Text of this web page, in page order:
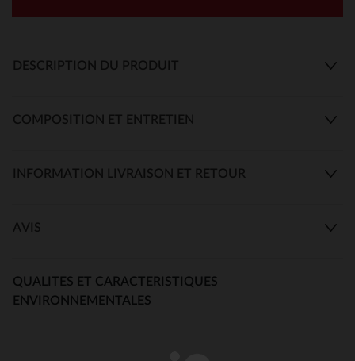
DESCRIPTION DU PRODUIT
COMPOSITION ET ENTRETIEN
INFORMATION LIVRAISON ET RETOUR
AVIS
QUALITES ET CARACTERISTIQUES
ENVIRONNEMENTALES